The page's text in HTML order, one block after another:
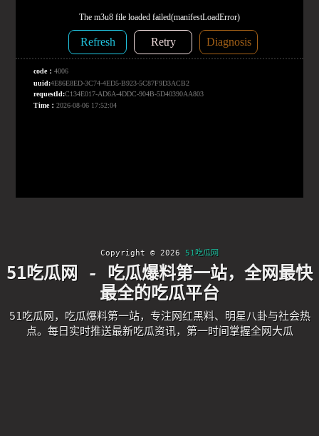
Copyright © 2026 51吃瓜网
51吃瓜网 - 吃瓜爆料第一站，全网最快
最全的吃瓜平台
51吃瓜网，吃瓜爆料第一站，专注网红黑料、明星八卦与社会热
点。每日实时推送最新吃瓜资讯，第一时间掌握全网大瓜